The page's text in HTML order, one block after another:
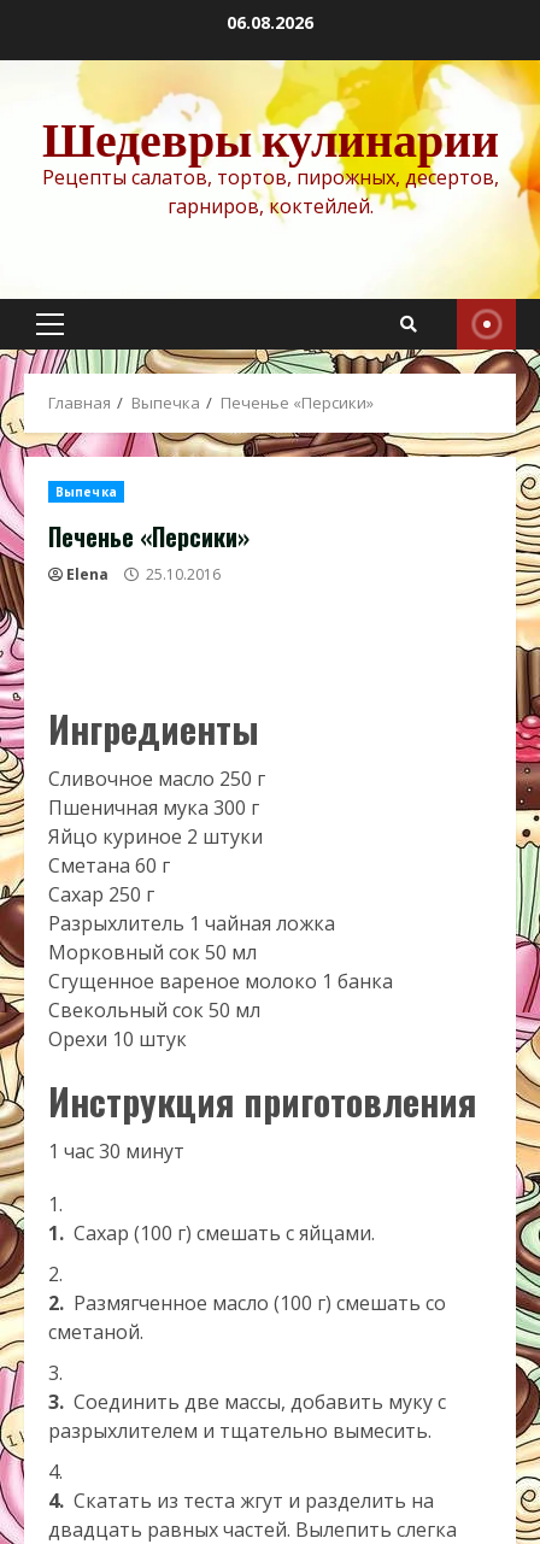
содержимому
06.08.2026
Шедевры кулинарии
Рецепты салатов, тортов, пирожных, десертов,
гарниров, коктейлей.
Основное
меню
Главная Выпечка Печенье «Персики»
Выпечка
Печенье «Персики»
Elena 25.10.2016
Ингредиенты
Сливочное масло 250 г
Пшеничная мука 300 г
Яйцо куриное 2 штуки
Сметана 60 г
Сахар 250 г
Разрыхлитель 1 чайная ложка
Морковный сок 50 мл
Сгущенное вареное молоко 1 банка
Свекольный сок 50 мл
Орехи 10 штук
Инструкция приготовления
1 час30 минут
1. Сахар (100 г) смешать с яйцами.
2. Размягченное масло (100 г) смешать со
сметаной.
3. Соединить две массы, добавить муку с
разрыхлителем и тщательно вымесить.
4. Скатать из теста жгут и разделить на
двадцать равных частей. Вылепить слегка